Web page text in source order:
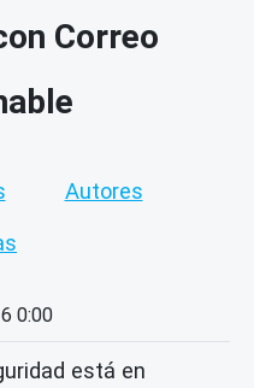
Correo
Autores
0:00
está en